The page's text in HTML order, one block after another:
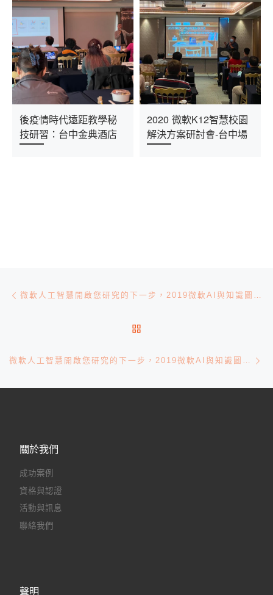
後疫情時代遠距教學秘
技研習：台中金典酒店
2020 微軟K12智慧校園
解決方案研討會-台中場
文章導航 微軟人工智慧開啟您研究的下一步，2019微軟AI與知識圖譜研討會-台北場
微軟人工智慧開啟您研究的下一步，2019微軟AI與知識圖譜研討會-新竹場
關於我們
成功案例
資格與認證
活動與訊息
聯絡我們
聲明